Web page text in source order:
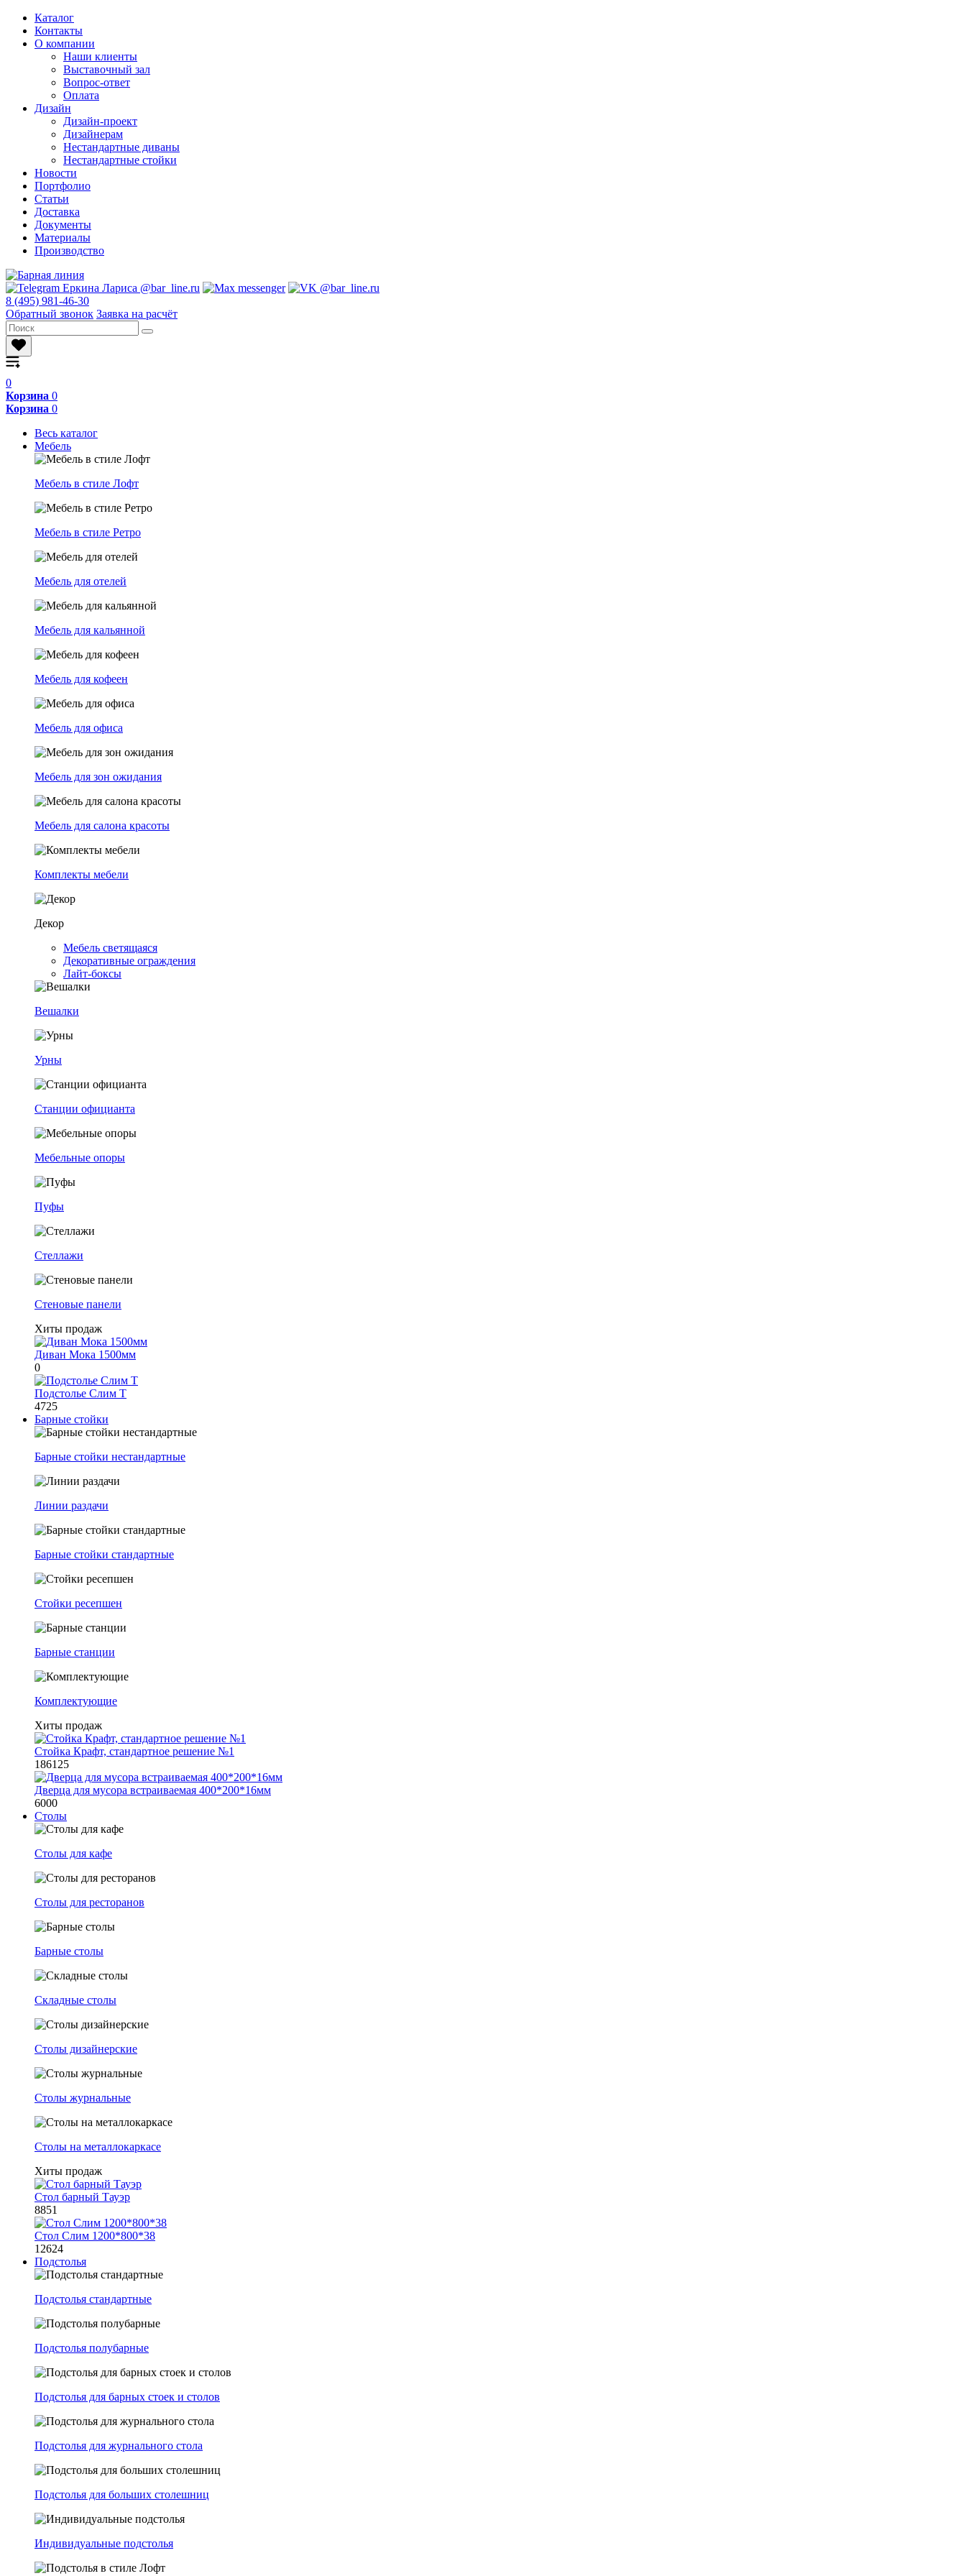
Каталог
Контакты
О компании
Наши клиенты
Выставочный зал
Вопрос-ответ
Оплата
Дизайн
Дизайн-проект
Дизайнерам
Нестандартные диваны
Нестандартные стойки
Новости
Портфолио
Статьи
Доставка
Документы
Материалы
Производство
8 (495) 981-46-30
Обратный звонок Заявка на расчёт
0
Корзина 0
Корзина 0
Весь каталог
Мебель
Мебель в стиле Лофт
Мебель в стиле Ретро
Мебель для отелей
Мебель для кальянной
Мебель для кофеен
Мебель для офиса
Мебель для зон ожидания
Мебель для салона красоты
Комплекты мебели
Декор
Мебель светящаяся
Декоративные ограждения
Лайт-боксы
Вешалки
Урны
Станции официанта
Мебельные опоры
Пуфы
Стеллажи
Стеновые панели
Хиты продаж
Диван Мока 1500мм
0
Подстолье Слим Т
4725
Барные стойки
Барные стойки нестандартные
Линии раздачи
Барные стойки стандартные
Стойки ресепшен
Барные станции
Комплектующие
Хиты продаж
Стойка Крафт, стандартное решение №1
186125
Дверца для мусора встраиваемая 400*200*16мм
6000
Столы
Столы для кафе
Столы для ресторанов
Барные столы
Складные столы
Столы дизайнерские
Столы журнальные
Столы на металлокаркасе
Хиты продаж
Стол барный Тауэр
8851
Стол Слим 1200*800*38
12624
Подстолья
Подстолья стандартные
Подстолья полубарные
Подстолья для барных стоек и столов
Подстолья для журнального стола
Подстолья для больших столешниц
Индивидуальные подстолья